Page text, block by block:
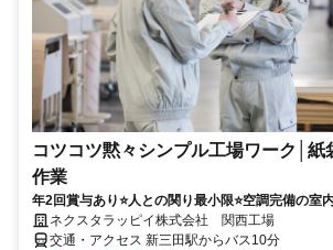
コツコツ黙々シンプル工場ワーク│紙
作業
年2回賞与あり⭐人との関り最小限⭐空調完備の室
ネクスタラッピイ株式会社 関西工場
交通・アクセス 新三田駅からバス10分